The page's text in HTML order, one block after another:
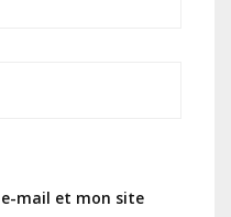
mail et mon site